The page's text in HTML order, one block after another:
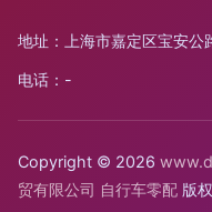
地址：上海市嘉定区宝安
电话：-
Copyright © 2026
贸有限公司 自行车零配 版